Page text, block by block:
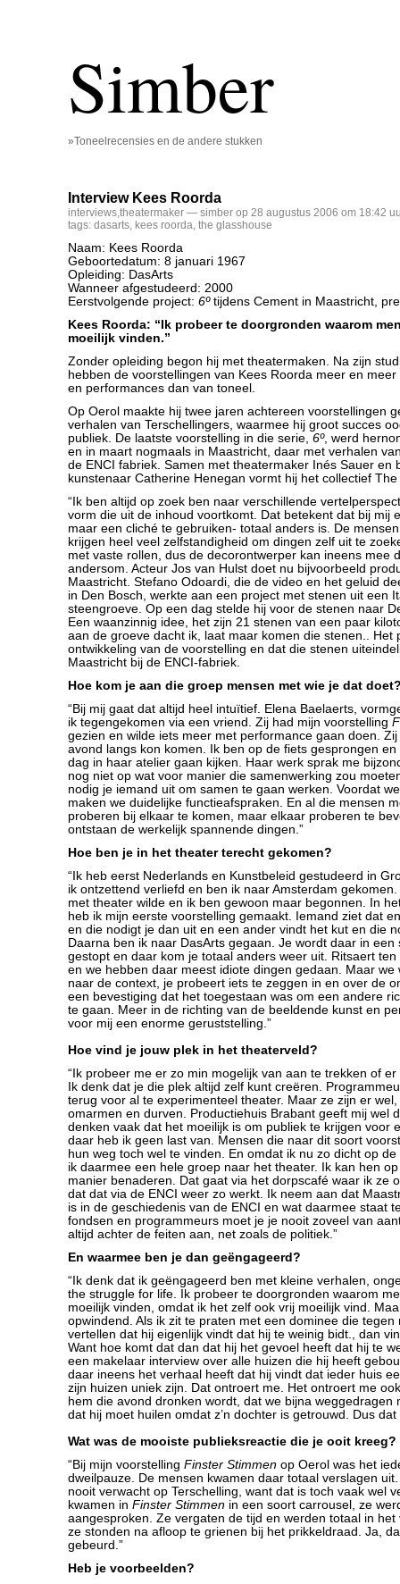
Simber
»Toneelrecensies en de andere stukken
Interview Kees Roorda
interviews,theatermaker — simber op 28 augustus 2006 om 18:42
tags: dasarts, kees roorda, the glasshouse
Naam: Kees Roorda
Geboortedatum: 8 januari 1967
Opleiding: DasArts
Wanneer afgestudeerd: 2000
Eerstvolgende project: 6ºtijdens Cement in Maastricht,
Kees Roorda: “Ik probeer te doorgronden waarom
moeilijk vinden.”
Zonder opleiding begon hij met theatermaken. Na zijn
hebben de voorstellingen van Kees Roorda meer en
en performances dan van toneel.
Op Oerol maakte hij twee jaren achtereen voorstellingen
verhalen van Terschellingers, waarmee hij groot succes
publiek. De laatste voorstelling in die serie, 6º, werd
en in maart nogmaals in Maastricht, daar met verhalen
de ENCI fabriek. Samen met theatermaker Inés Sauer en
kunstenaar Catherine Henegan vormt hij het collectief
“Ik ben altijd op zoek ben naar verschillende
vorm die uit de inhoud voortkomt. Dat betekent dat bij mij
maar een cliché te gebruiken- totaal anders is. De
krijgen heel veel zelfstandigheid om dingen zelf uit te
met vaste rollen, dus de decorontwerper kan ineens mee
andersom. Acteur Jos van Hulst doet nu bijvoorbeeld
Maastricht. Stefano Odoardi, die de video en het geluid
in Den Bosch, werkte aan een project met stenen uit een
steengroeve. Op een dag stelde hij voor de stenen naar
Een waanzinnig idee, het zijn 21 stenen van een paar
aan de groeve dacht ik, laat maar komen die stenen.. Het
ontwikkeling van de voorstelling en dat die stenen
Maastricht bij de ENCI-fabriek.
Hoe kom je aan die groep mensen met wie je dat
“Bij mij gaat dat altijd heel intuïtief. Elena Baelaerts,
ik tegengekomen via een vriend. Zij had mijn voorstelling
gezien en wilde iets meer met performance gaan doen.
avond langs kon komen. Ik ben op de fiets gesprongen
dag in haar atelier gaan kijken. Haar werk sprak me
nog niet op wat voor manier die samenwerking zou
nodig je iemand uit om samen te gaan werken. Voordat
maken we duidelijke functieafspraken. En al die mensen
proberen bij elkaar te komen, maar elkaar proberen te
ontstaan de werkelijk spannende dingen.”
Hoe ben je in het theater terecht gekomen?
“Ik heb eerst Nederlands en Kunstbeleid gestudeerd in
ik ontzettend verliefd en ben ik naar Amsterdam
met theater wilde en ik ben gewoon maar begonnen. In
heb ik mijn eerste voorstelling gemaakt. Iemand ziet dat
en die nodigt je dan uit en een ander vindt het kut en die
Daarna ben ik naar DasArts gegaan. Je wordt daar in een
gestopt en daar kom je totaal anders weer uit. Ritsaert
en we hebben daar meest idiote dingen gedaan. Maar we
naar de context, je probeert iets te zeggen in en over de
een bevestiging dat het toegestaan was om een andere
te gaan. Meer in de richting van de beeldende kunst en
voor mij een enorme geruststelling.”
Hoe vind je jouw plek in het theaterveld?
“Ik probeer me er zo min mogelijk van aan te trekken of
Ik denk dat je die plek altijd zelf kunt creëren.
terug voor al te experimenteel theater. Maar ze zijn er
omarmen en durven. Productiehuis Brabant geeft mij wel
denken vaak dat het moeilijk is om publiek te krijgen voor
daar heb ik geen last van. Mensen die naar dit soort
hun weg toch wel te vinden. En omdat ik nu zo dicht op
ik daarmee een hele groep naar het theater. Ik kan hen
manier benaderen. Dat gaat via het dorpscafé waar ik ze
dat dat via de ENCI weer zo werkt. Ik neem aan dat
is in de geschiedenis van de ENCI en wat daarmee staat
fondsen en programmeurs moet je je nooit zoveel van
altijd achter de feiten aan, net zoals de politiek.”
En waarmee ben je dan geëngageerd?
“Ik denk dat ik geëngageerd ben met kleine verhalen,
the struggle for life. Ik probeer te doorgronden waarom
moeilijk vinden, omdat ik het zelf ook vrij moeilijk vind.
opwindend. Als ik zit te praten met een dominee die tegen
vertellen dat hij eigenlijk vindt dat hij te weinig bidt., dan
Want hoe komt dat dan dat hij het gevoel heeft dat hij te
een makelaar interview over alle huizen die hij heeft
daar ineens het verhaal heeft dat hij vindt dat ieder huis
zijn huizen uniek zijn. Dat ontroert me. Het ontroert me
hem die avond dronken wordt, dat we bijna weggedragen
dat hij moet huilen omdat z’n dochter is getrouwd. Dus
Wat was de mooiste publieksreactie die je ooit kreeg?
“Bij mijn voorstelling Finster Stimmen op Oerol was het
dweilpauze. De mensen kwamen daar totaal verslagen
nooit verwacht op Terschelling, want dat is toch vaak wel
kwamen in Finster Stimmen in een soort carrousel, ze
aangesproken. Ze vergaten de tijd en werden totaal in
ze stonden na afloop te grienen bij het prikkeldraad. Ja,
gebeurd.”
Heb je voorbeelden?